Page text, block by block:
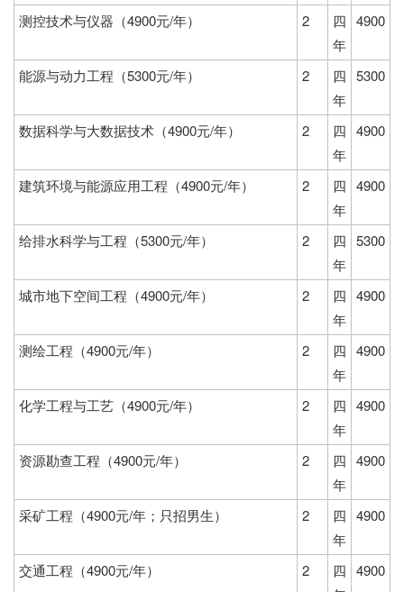
测控技术与仪器（4900元/年） 2
四
年
4900
能源与动力工程（5300元/年） 2
四
年
5300
数据科学与大数据技术（4900元/年） 2
四
年
4900
建筑环境与能源应用工程（4900元/年） 2
四
年
4900
给排水科学与工程（5300元/年） 2
四
年
5300
城市地下空间工程（4900元/年） 2
四
年
4900
测绘工程（4900元/年） 2
四
年
4900
化学工程与工艺（4900元/年） 2
四
年
4900
资源勘查工程（4900元/年） 2
四
年
4900
采矿工程（4900元/年；只招男生） 2
四
年
4900
交通工程（4900元/年） 2
四 4900